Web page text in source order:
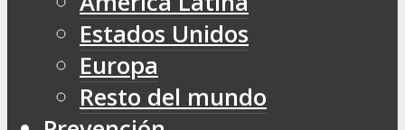
Estados Unidos
Europa
Resto del mundo